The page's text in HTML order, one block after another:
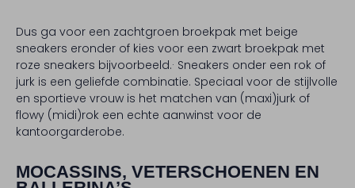
Dus ga voor een zachtgroen broekpak met beige
sneakers eronder of kies voor een zwart broekpak met
roze sneakers bijvoorbeeld.· Sneakers onder een rok of
jurk is een geliefde combinatie. Speciaal voor de stijlvolle
en sportieve vrouw is het matchen van (maxi)jurk of
flowy (midi)rok een echte aanwinst voor de
kantoorgarderobe.
MOCASSINS, VETERSCHOENEN EN